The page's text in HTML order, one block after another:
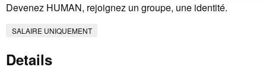
Devenez HUMAN, rejoignez un groupe, une identité.
SALAIRE UNIQUEMENT
Details